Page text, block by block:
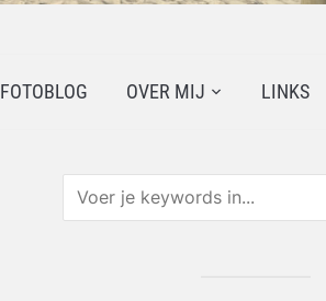
FOTOBLOG OVER MIJ LINKS